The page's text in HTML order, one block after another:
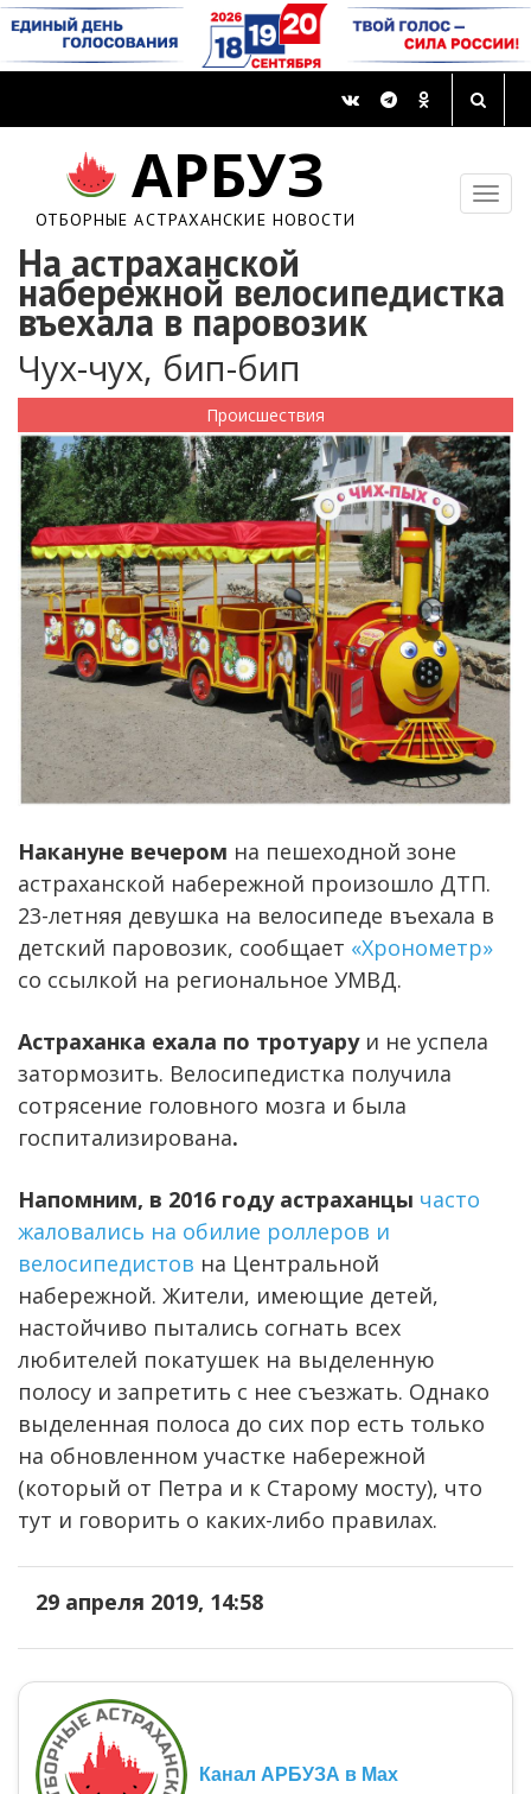
АРБУЗ
ОТБОРНЫЕ АСТРАХАНСКИЕ НОВОСТИ
На астраханской
набережной велосипедистка
въехала в паровозик
Чух-чух, бип-бип
Происшествия
Накануне вечером на пешеходной зоне
астраханской набережной произошло ДТП.
23-летняя девушка на велосипеде въехала в
детский паровозик, сообщает «Хронометр»
со ссылкой на региональное УМВД.
Астраханка ехала по тротуаруи не успела
затормозить. Велосипедистка получила
сотрясение головного мозга и была
госпитализирована.
Напомним, в 2016 году астраханцы часто
жаловались на обилие роллеров и
велосипедистов на Центральной
набережной. Жители, имеющие детей,
настойчиво пытались согнать всех
любителей покатушек на выделенную
полосу и запретить с нее съезжать. Однако
выделенная полоса до сих пор есть только
на обновленном участке набережной
(который от Петра и к Старому мосту), что
тут и говорить о каких-либо правилах.
29 апреля 2019, 14:58
Канал АРБУЗА в Max